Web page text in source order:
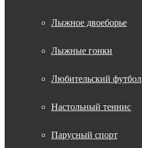
Лыжное двоеборье
Лыжные гонки
Любительский футбол
Настольный теннис
Парусный спорт